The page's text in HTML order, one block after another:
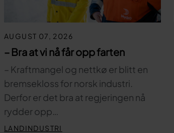
AUGUST 07, 2026
– Bra at vi nå får opp farten
– Kraftmangel og nettkø er blitt en
bremsekloss for norsk industri.
Derfor er det bra at regjeringen nå
rydder opp…
LANDINDUSTRI